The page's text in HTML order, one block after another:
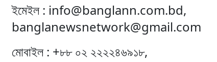
ইমেইল : info@banglann.com.bd,
banglanewsnetwork@gmail.com
মোবাইল : +৮৮ ০২ ২২২২৪৬৯১৮,